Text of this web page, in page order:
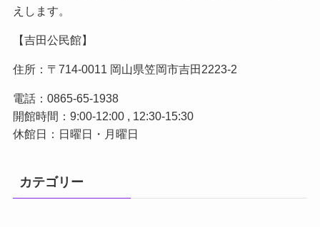
えします。
【吉田公民館】
住所：〒714-0011 岡山県笠岡市吉田2223-2
電話：0865-65-1938
開館時間：9:00-12:00 , 12:30-15:30
休館日：日曜日・月曜日
カテゴリー